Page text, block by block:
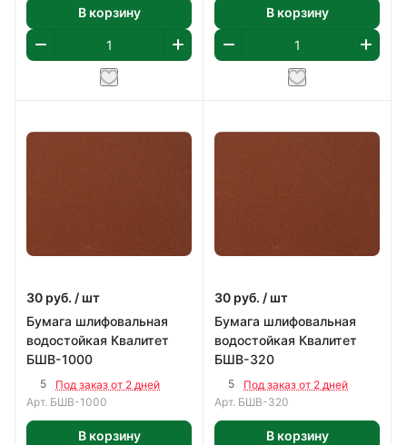
В корзину В корзину
30 руб. / шт
Бумага шлифовальная
водостойкая Квалитет
БШВ-1000
5
Под заказ от 2 дней
Арт. БШВ-1000
В корзину
30 руб. / шт
Бумага шлифовальная
водостойкая Квалитет
БШВ-320
5
Под заказ от 2 дней
Арт. БШВ-320
В корзину